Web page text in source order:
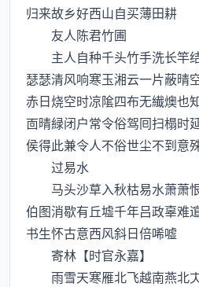
归来故乡好西山自买薄田耕
友人陈君竹圃
主人自种千头竹手洗长竿
瑟瑟清风响寒玉湘云一片蔽晴
赤日烧空时凉隂四布无纎燠也
靣晴緑闭户常令俗驾囘扫榻时
侯得此兼令人不俗世尘不到意
过易水
马头沙草入秋枯易水萧萧
伯图消歇有丘墟千年吕政辜难
书生怀古意西风斜日倍唏嘘
寄林【时官永嘉】
雨雪天寒雁北飞越南燕北